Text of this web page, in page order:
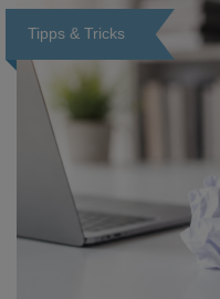
Tipps & Tricks